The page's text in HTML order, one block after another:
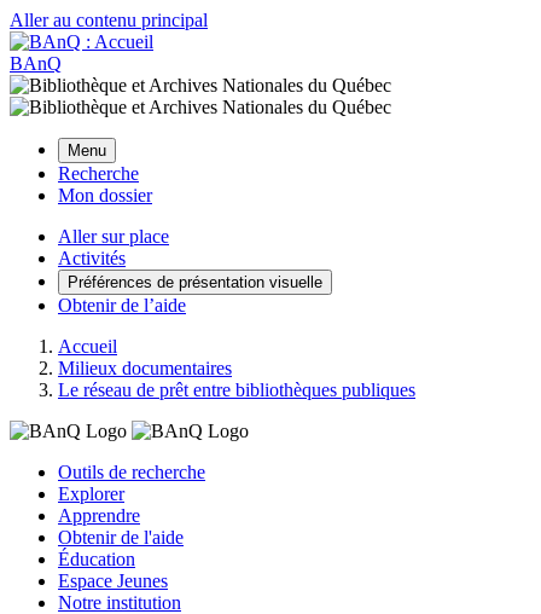
Aller au contenu principal
BAnQ
Menu
Recherche
Mon dossier
Aller sur place
Activités
Préférences de présentation visuelle
Obtenir de l’aide
Accueil
Milieux documentaires
Le réseau de prêt entre bibliothèques publiques
Outils de recherche
Explorer
Apprendre
Obtenir de l'aide
Éducation
Espace Jeunes
Notre institution